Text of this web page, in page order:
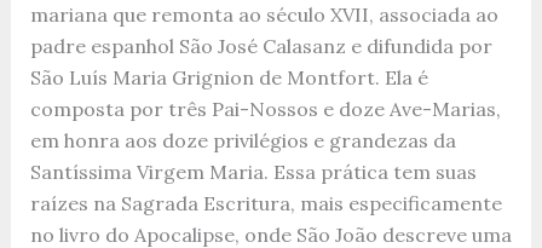
mariana que remonta ao século XVII, associada ao
padre espanhol São José Calasanz e difundida por
São Luís Maria Grignion de Montfort. Ela é
composta por três Pai-Nossos e doze Ave-Marias,
em honra aos doze privilégios e grandezas da
Santíssima Virgem Maria. Essa prática tem suas
raízes na Sagrada Escritura, mais especificamente
no livro do Apocalipse, onde São João descreve uma